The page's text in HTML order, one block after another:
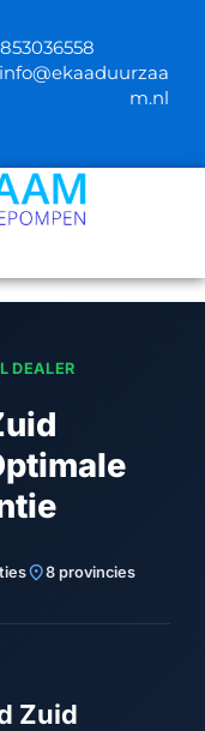
info@ekaaduurzaa
m.nl
DEALER
location_on8 provincies
Zuid